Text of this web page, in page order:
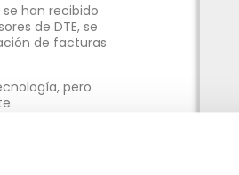
han recibido
de DTE, se
de facturas
pero
debían emitir